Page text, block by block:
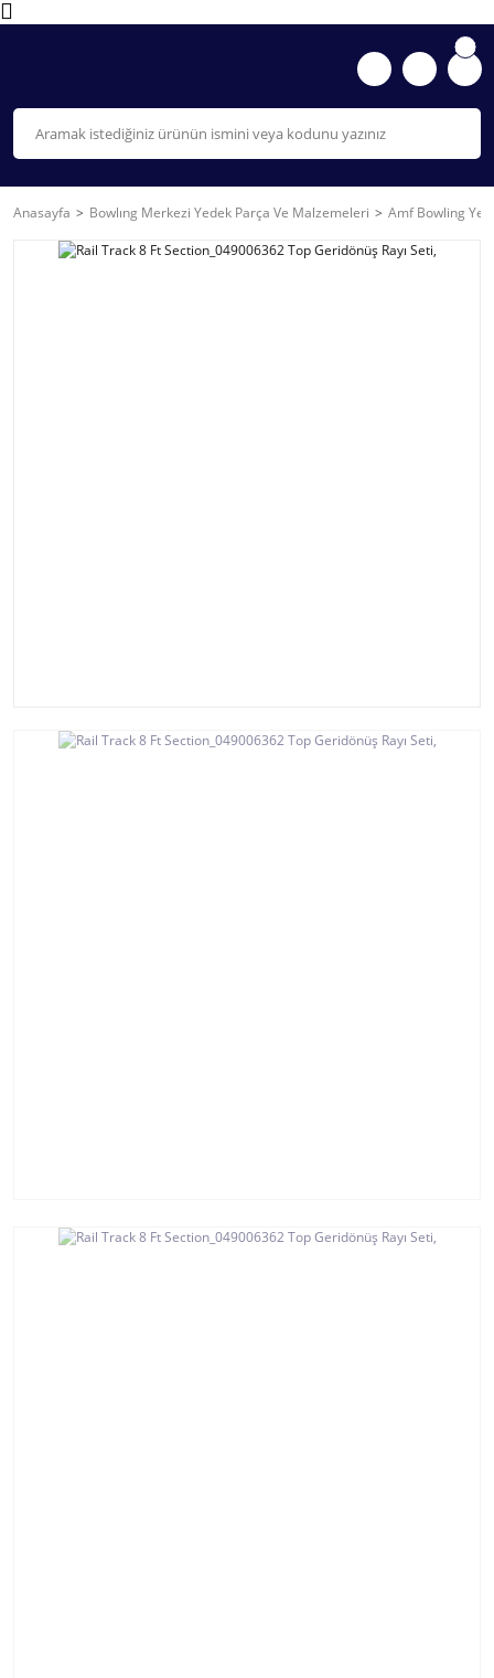
Anasayfa Bowlıng Merkezi Yedek Parça Ve Malzemeleri Amf Bowling